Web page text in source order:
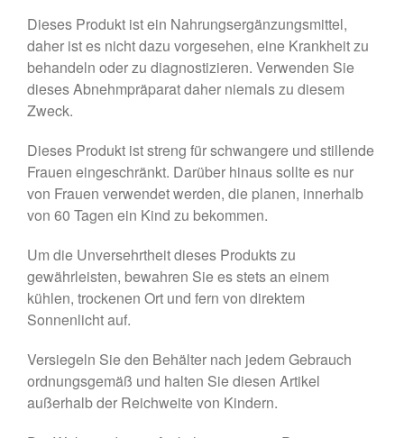
Dieses Produkt ist ein Nahrungsergänzungsmittel,
daher ist es nicht dazu vorgesehen, eine Krankheit zu
behandeln oder zu diagnostizieren. Verwenden Sie
dieses Abnehmpräparat daher niemals zu diesem
Zweck.
Dieses Produkt ist streng für schwangere und stillende
Frauen eingeschränkt. Darüber hinaus sollte es nur
von Frauen verwendet werden, die planen, innerhalb
von 60 Tagen ein Kind zu bekommen.
Um die Unversehrtheit dieses Produkts zu
gewährleisten, bewahren Sie es stets an einem
kühlen, trockenen Ort und fern von direktem
Sonnenlicht auf.
Versiegeln Sie den Behälter nach jedem Gebrauch
ordnungsgemäß und halten Sie diesen Artikel
außerhalb der Reichweite von Kindern.